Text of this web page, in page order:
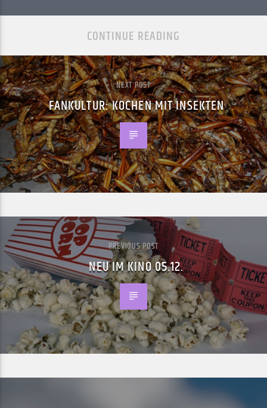
CONTINUE READING
NEXT POST
FANKULTUR: KOCHEN MIT INSEKTEN
PREVIOUS POST
NEU IM KINO 05.12.